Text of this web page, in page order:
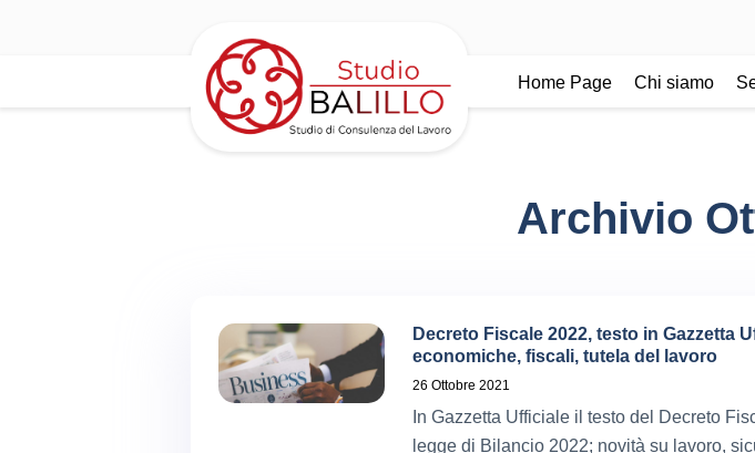
Home Page Chi siamo
Archivio
Decreto Fiscale 2022, testo in Gazzetta
economiche, fiscali, tutela del lavoro
26 Ottobre 2021
In Gazzetta Ufficiale il testo del Decreto
legge di Bilancio 2022; novità su lavoro,